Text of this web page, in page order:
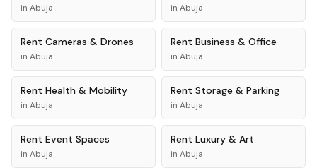
in Abuja in Abuja
Rent Cameras & Drones
in Abuja
Rent Business & Office
in Abuja
Rent Health & Mobility
in Abuja
Rent Storage & Parking
in Abuja
Rent Event Spaces
in Abuja
Rent Luxury & Art
in Abuja